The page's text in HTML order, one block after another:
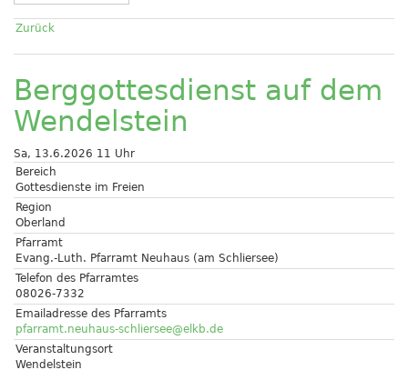
Zurück
Berggottesdienst auf dem
Wendelstein
Sa, 13.6.2026 11 Uhr
Bereich
Gottesdienste im Freien
Region
Oberland
Pfarramt
Evang.-Luth. Pfarramt Neuhaus (am Schliersee)
Telefon des Pfarramtes
08026-7332
Emailadresse des Pfarramts
pfarramt.neuhaus-schliersee@elkb.de
Veranstaltungsort
Wendelstein